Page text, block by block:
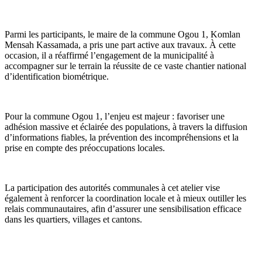
Parmi les participants, le maire de la commune Ogou 1, Komlan
Mensah Kassamada, a pris une part active aux travaux. À cette
occasion, il a réaffirmé l’engagement de la municipalité à
accompagner sur le terrain la réussite de ce vaste chantier national
d’identification biométrique.
Pour la commune Ogou 1, l’enjeu est majeur : favoriser une
adhésion massive et éclairée des populations, à travers la diffusion
d’informations fiables, la prévention des incompréhensions et la
prise en compte des préoccupations locales.
La participation des autorités communales à cet atelier vise
également à renforcer la coordination locale et à mieux outiller les
relais communautaires, afin d’assurer une sensibilisation efficace
dans les quartiers, villages et cantons.